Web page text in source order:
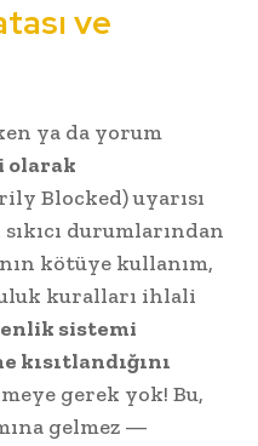
ve
ya da yorum
olarak
Blocked) uyarısı
durumlarından
kötüye kullanım,
kuralları ihlali
sistemi
kısıtlandığını
gerek yok! Bu,
gelmez —